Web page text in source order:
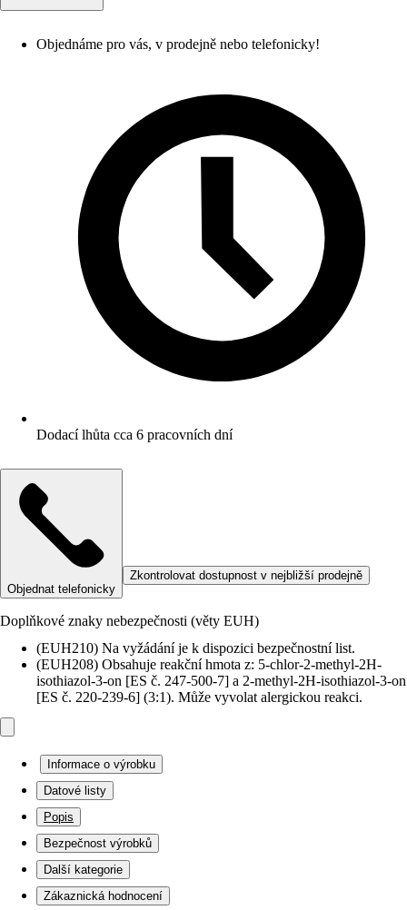
Objednáme pro vás, v prodejně nebo telefonicky!
Dodací lhůta cca 6 pracovních dní
Objednat telefonicky
Zkontrolovat dostupnost v nejbližší prodejně
Doplňkové znaky nebezpečnosti (věty EUH)
(EUH210) Na vyžádání je k dispozici bezpečnostní list.
(EUH208) Obsahuje reakční hmota z: 5-chlor-2-methyl-2H-
isothiazol-3-on [ES č. 247-500-7] a 2-methyl-2H-isothiazol-3-on
[ES č. 220-239-6] (3:1). Může vyvolat alergickou reakci.
Informace o výrobku
Datové listy
Popis
Bezpečnost výrobků
Další kategorie
Zákaznická hodnocení